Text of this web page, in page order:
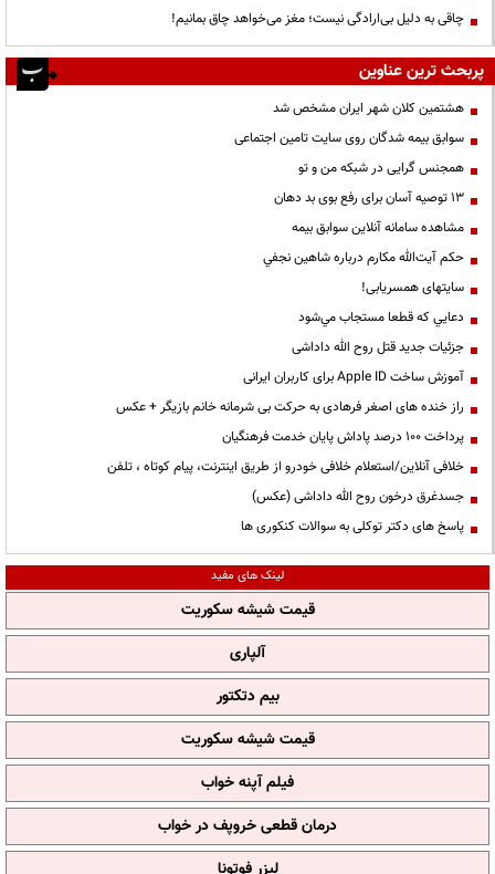
چاقی به دلیل بی‌ارادگی نیست؛ مغز می‌خواهد چاق بمانیم!
پربحث ترین عناوین
هشتمین کلان شهر ایران مشخص شد
سوابق بیمه شدگان روی سایت تامین اجتماعی
همجنس گرایی در شبکه من و تو
13 توصیه آسان برای رفع بوی بد دهان
مشاهده سامانه آنلاين سوابق بیمه
حكم آيت‌الله مكارم درباره شاهين نجفي
سایتهای همسریابی!
دعايي كه قطعا مستجاب مي‌شود
جزئیات جدید قتل روح الله داداشی
آموزش ساخت Apple ID برای کاربران ایرانی
راز خنده های اصغر فرهادی به حرکت بی شرمانه خانم بازیگر + عکس
پرداخت ۱۰۰ درصد پاداش پایان خدمت فرهنگیان
خلافی آنلاین/استعلام خلافی خودرو از طریق اینترنت، پیام کوتاه ، تلفن
جسدغرق درخون روح الله داداشی (عکس)
پاسخ های دکتر توکلی به سوالات کنکوری ها
لینک های مفید
قیمت شیشه سکوریت
آلپاری
بیم دتکتور
قیمت شیشه سکوریت
فیلم آپنه خواب
درمان قطعی خروپف در خواب